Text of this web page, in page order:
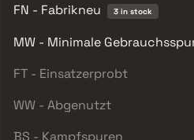
FN - Fabrikneu 3 in stock
MW - Minimale
FT - Einsatzerprobt
WW - Abgenutzt
BS - Kampfspuren